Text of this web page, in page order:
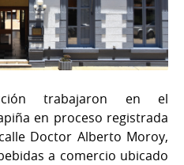
trabajaron en el
en proceso registrada
Doctor Alberto Moroy,
a comercio ubicado